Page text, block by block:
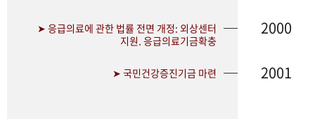
➤ 응급의료에 관한 법률 전면 개정: 외상센터
지원. 응급의료기금확충
2000
➤ 국민건강증진기금 마련 2001